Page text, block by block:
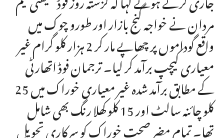
مردان نے خواجہ گنج بازار اور طورو چوک میں
واقع گوداموں پر چھاپے مار کر 2 ہزار کلو گرام غیر
معیاری کیچپ برآمد کر لیا۔ ترجمان فوڈ اتھارٹی
کے مطابق برآمد شدہ غیر معیاری خوراک میں 25
کلو چائنہ سالٹ اور 15 کلو کھلا رنگ بھی شامل
تھا۔ تمام مضر صحت خوراک کو سرکاری تحویل